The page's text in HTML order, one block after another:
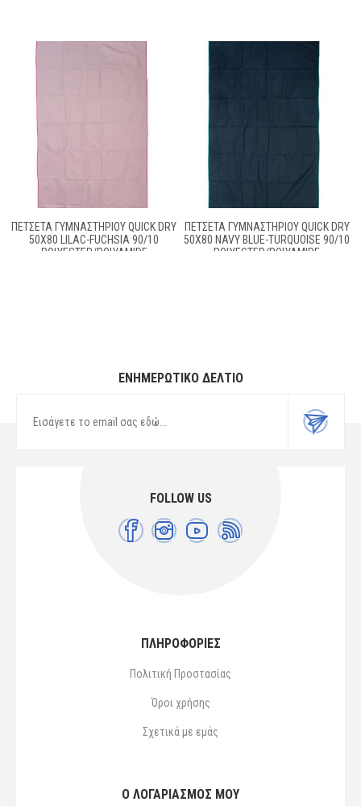
ΠΕΤΣΈΤΑ ΓΥΜΝΑΣΤΗΡΊΟΥ QUICK DRY
50X80 LILAC-FUCHSIA 90/10
POLYESTER/POLYAMIDE
ΠΕΤΣΈΤΑ ΓΥΜΝΑΣΤΗΡΊΟΥ QUICK DRY
50X80 NAVY BLUE-TURQUOISE 90/10
POLYESTER/POLYAMIDE
ΕΝΗΜΕΡΩΤΙΚΌ ΔΕΛΤΊΟ
FOLLOW US
ΠΛΗΡΟΦΟΡΙΕΣ
Πολιτική Προστασίας
Όροι χρήσης
Σχετικά με εμάς
Ο ΛΟΓΑΡΙΑΣΜΌΣ ΜΟΥ